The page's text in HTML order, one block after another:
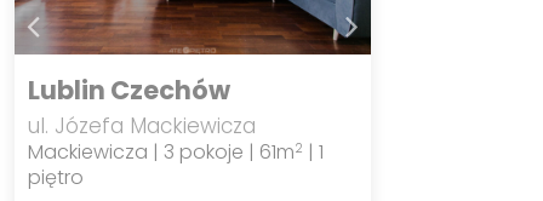
Lublin Czechów
ul. Józefa Mackiewicza
Mackiewicza | 3 pokoje | 61m2 | 1
piętro